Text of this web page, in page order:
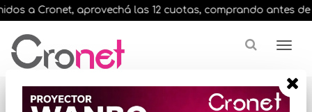
a Cronet, aprovechá las 12 cuotas, comprando antes de